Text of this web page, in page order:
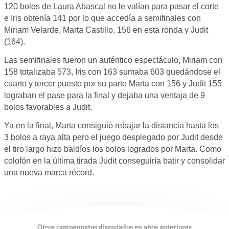
120 bolos de Laura Abascal no le valían para pasar el corte
e Iris obtenía 141 por lo que accedía a semifinales con
Miriam Velarde, Marta Castillo, 156 en esta ronda y Judit
(164).
Las semifinales fueron un auténtico espectáculo, Miriam con
158 totalizaba 573, Iris con 163 sumaba 603 quedándose el
cuarto y tercer puesto por su parte Marta con 156 y Judit 155
lograban el pase para la final y dejaba una ventaja de 9
bolos favorables a Judit.
Ya en la final, Marta consiguió rebajar la distancia hasta los
3 bolos a raya alta pero el juego desplegado por Judit desde
el tiro largo hizo baldíos los bolos logrados por Marta. Como
colofón en la última tirada Judit conseguiría batir y consolidar
una nueva marca récord.
Otros campeonatos disputados en años anteriores